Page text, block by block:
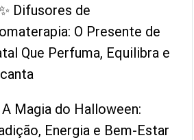
Difusores de
O Presente de
Que Perfuma, Equilibra e
Magia do Halloween:
Energia e Bem-Estar